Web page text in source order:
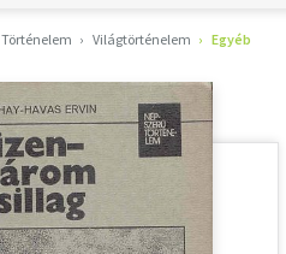
Történelem Világtörténelem Egyéb